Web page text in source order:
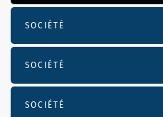
SOCIÉTÉ
SOCIÉTÉ
SOCIÉTÉ